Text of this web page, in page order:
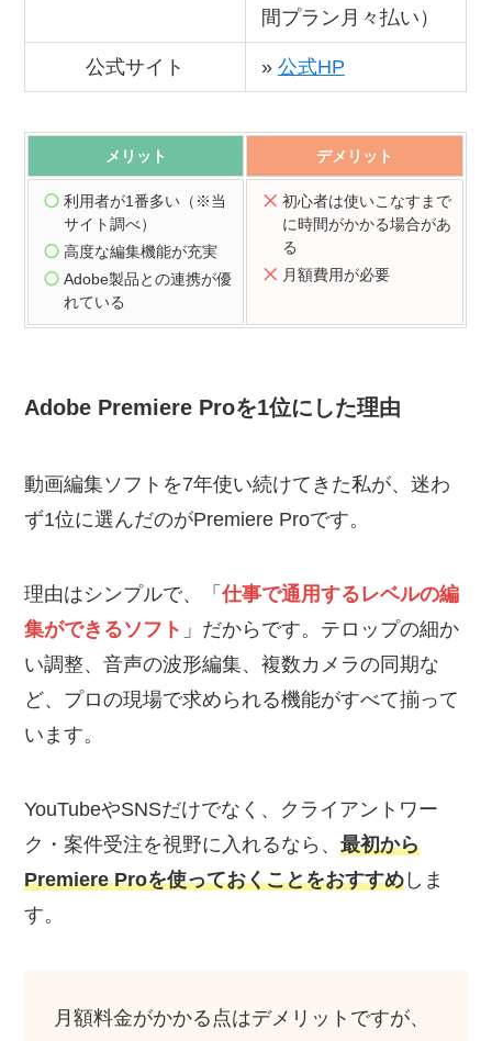
間プラン月々払い）
公式サイト » 公式HP
メリット デメリット
利用者が1番多い（※当
サイト調べ）
高度な編集機能が充実
Adobe製品との連携が優
れている
初心者は使いこなすまで
に時間がかかる場合があ
る
月額費用が必要
Adobe Premiere Proを1位にした理由
動画編集ソフトを7年使い続けてきた私が、迷わ
ず1位に選んだのがPremiere Proです。
理由はシンプルで、「仕事で通用するレベルの編
集ができるソフト 」だからです。テロップの細か
い調整、音声の波形編集、複数カメラの同期な
ど、プロの現場で求められる機能がすべて揃って
います。
YouTubeやSNSだけでなく、クライアントワー
ク・案件受注を視野に入れるなら、最初から
Premiere Proを使っておくことをおすすめ しま
す。
月額料金がかかる点はデメリットですが、